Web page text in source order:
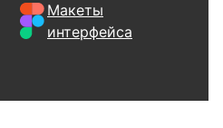
Макеты
интерфейса